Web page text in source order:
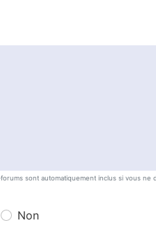
sont automatiquement inclus si vous ne
Non